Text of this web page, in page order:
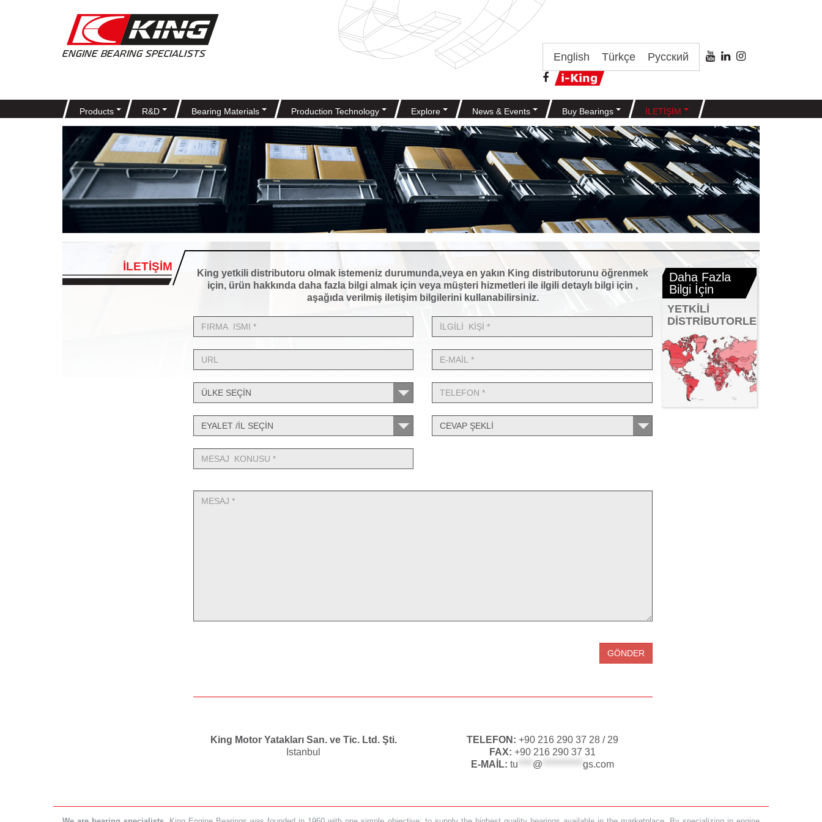
English Türkçe Русский
Products R&D Bearing Materials Production Technology Explore News & Events Buy Bearings İLETİŞİM
İLETİŞİM
King yetkili distributoru olmak istemeniz durumunda,veya en yakın King distributorunu öğrenmek
için, ürün hakkında daha fazla bilgi almak için veya müşteri hizmetleri ile ilgili detaylı bilgi için ,
aşağıda verilmiş iletişim bilgilerini kullanabilirsiniz.
King Motor Yatakları San. ve Tic. Ltd. Şti.
Istanbul
TELEFON: +90 216 290 37 28 / 29
FAX: +90 216 290 37 31
E-MAİL: tu @ gs.com
Daha Fazla
Bilgi İçi̇n
YETKİLİ
DİSTRİBUTORLER